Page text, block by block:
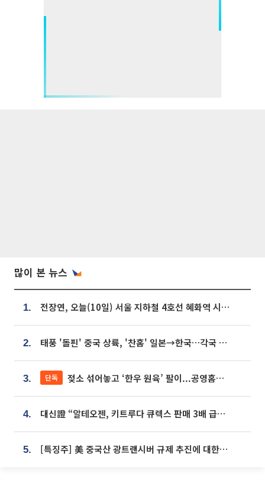
많이 본 뉴스
1. 전장연, 오늘(10일) 서울 지하철 4호선 혜화역 시위…1호선 용산역 무정차
2. 태풍 '돌핀' 중국 상륙, '찬홈' 일본→한국…각국 기상청 예상 경로는?
3. 단독 젖소 섞어놓고 ‘한우 원육’ 팔이...공영홈쇼핑 표기·검증 구멍
4. 대신證 “알테오젠, 키트루다 큐렉스 판매 3배 급증…목표가 41만원 상향”
5. [특징주] 美 중국산 광트랜시버 규제 추진에 대한광통신 등 광통신株 강세